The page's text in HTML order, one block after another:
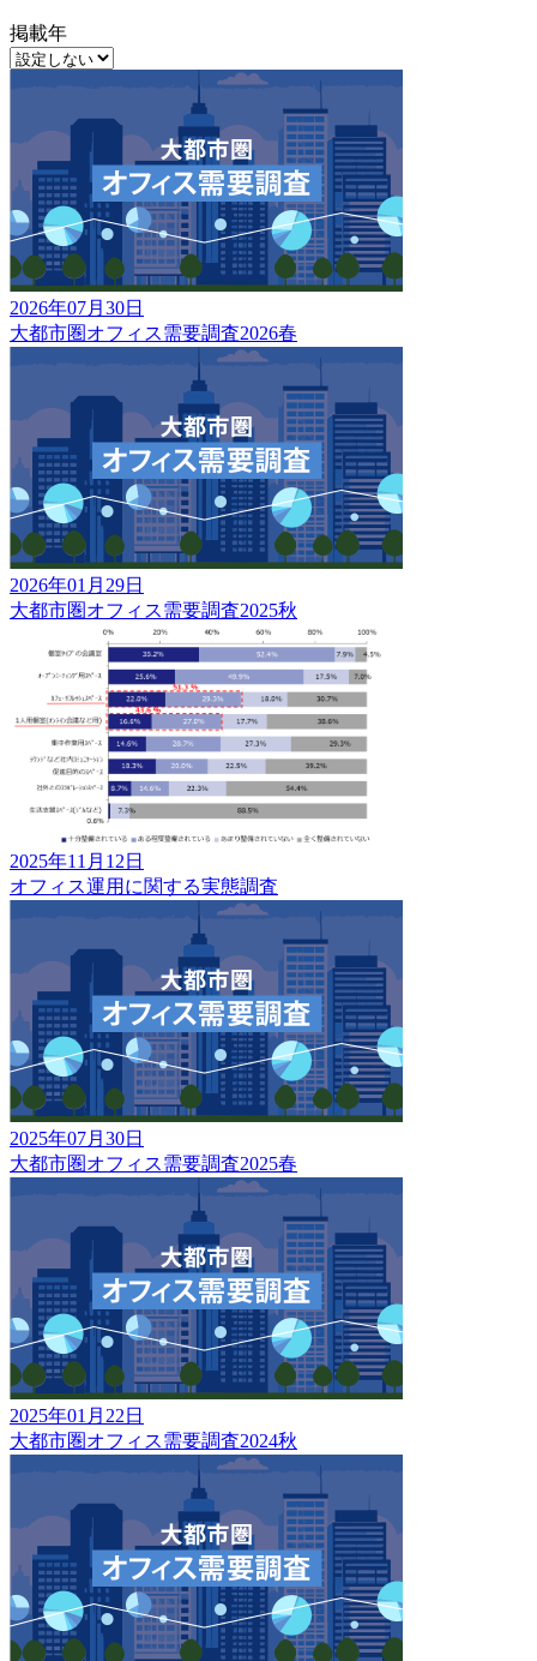
掲載年
2026年07月30日
大都市圏オフィス需要調査2026春
2026年01月29日
大都市圏オフィス需要調査2025秋
2025年11月12日
オフィス運用に関する実態調査
2025年07月30日
大都市圏オフィス需要調査2025春
2025年01月22日
大都市圏オフィス需要調査2024秋